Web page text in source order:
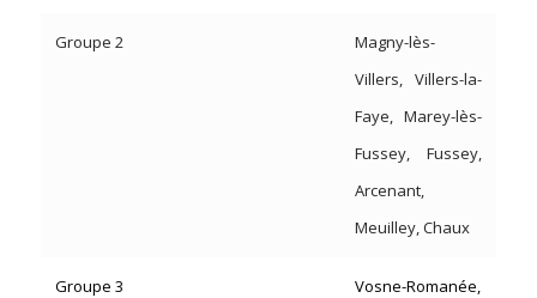
Groupe 2
Magny-lès-
Villers, Villers-la-
Faye, Marey-lès-
Fussey, Fussey,
Arcenant,
Meuilley, Chaux
Groupe 3
Vosne-Romanée,